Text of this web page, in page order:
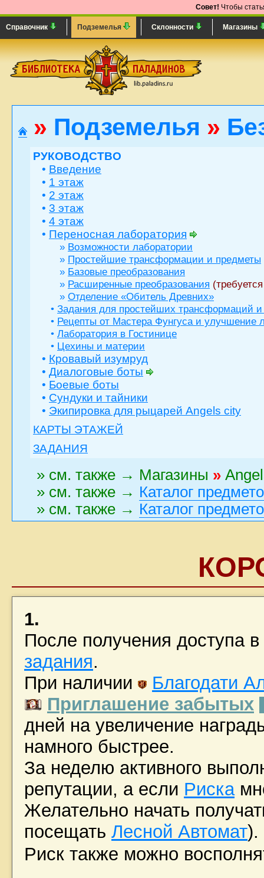
Совет! Чтобы
Справочник Подземелья Склонности Магазины
» Подземелья »
РУКОВОДСТВО
• Введение
• 1 этаж
• 2 этаж
• 3 этаж
• 4 этаж
• Переносная лаборатория
» Возможности лаборатории
» Простейшие трансформации и предметы
» Базовые преобразования
» Расширенные преобразования
» Отделение «Обитель Древних»
• Задания для простейших трансформаций и
• Рецепты от Мастера Фунгуса и улучшение
• Лаборатория в Гостинице
• Цехины и материи
• Кровавый изумруд
• Диалоговые боты
• Боевые боты
• Сундуки и тайники
• Экипировка для рыцарей Angels city
КАРТЫ ЭТАЖЕЙ
ЗАДАНИЯ
» см. также → Магазины »
» см. также → Каталог
» см. также → Каталог
1.
После получения доступа
задания.
При наличии
Благодати
Приглашение забытых
дней на увеличение
намного быстрее.
За неделю активного
репутации, а если Риска
Желательно начать
посещать Лесной Автомат).
Риск также можно